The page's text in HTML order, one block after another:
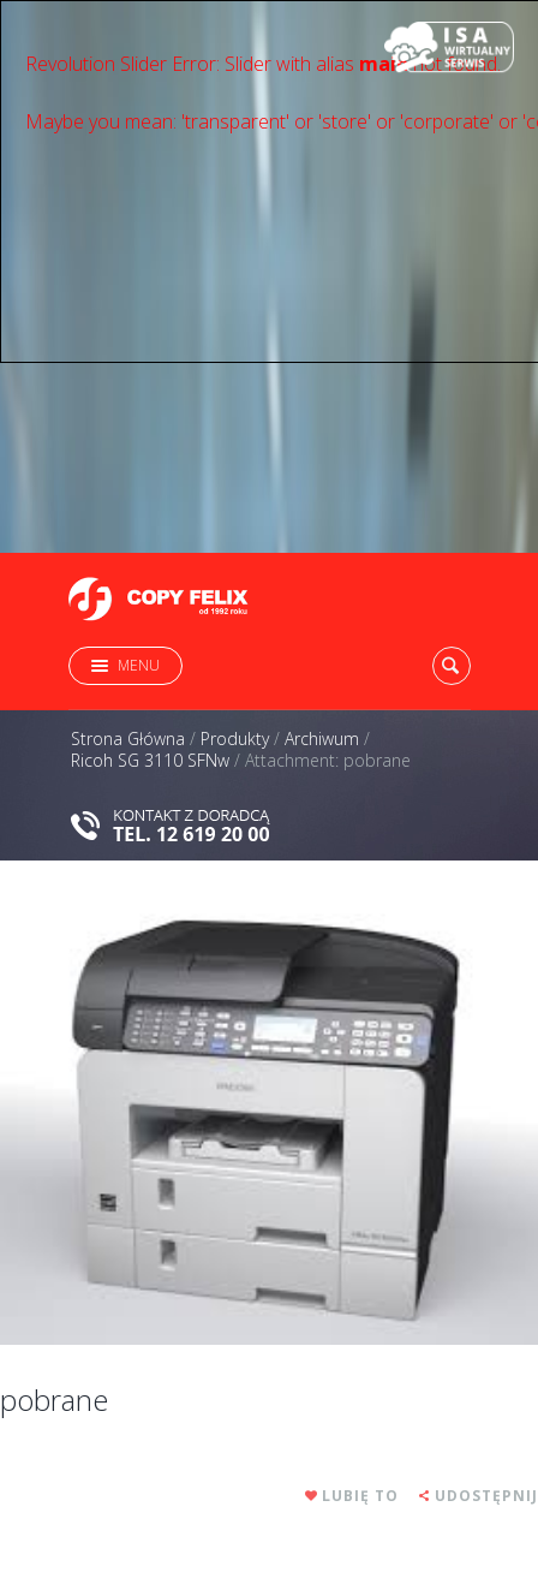
Revolution Slider Error: Slider with alias mainnot found.
Maybe you mean: 'transparent' or 'store' or 'сorporate' or
MENU
Strona Główna / Produkty/ Archiwum /
Ricoh SG 3110 SFNw / Attachment: pobrane
pobrane
LUBIĘ TO UDOSTĘPNIJ